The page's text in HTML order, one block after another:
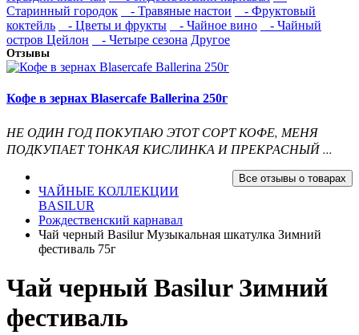
Старинный городок
- Травяные настои
- Фруктовый
коктейль
- Цветы и фрукты - Чайное вино
- Чайный
остров Цейлон
- Четыре сезона Другое
Отзывы
Кофе в зернах Blasercafe Ballerina 250г
НЕ ОДИН ГОД ПОКУПАЮ ЭТОТ СОРТ КОФЕ, МЕНЯ
ПОДКУПАЕТ ТОНКАЯ КИСЛИНКА И ПРЕКРАСНЫЙ ...
Все отзывы о товарах
ЧАЙНЫЕ КОЛЛЕКЦИИ
BASILUR
Рождественский карнавал
Чай черный Basilur Музыкальная шкатулка Зимний
фестиваль 75г
Чай черный Basilur Зимний
фестиваль